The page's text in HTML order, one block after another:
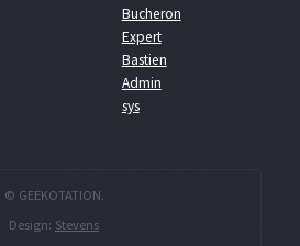
Bucheron
Expert
Bastien
Admin
sys
© GEEKOTATION.
Design: Stevens